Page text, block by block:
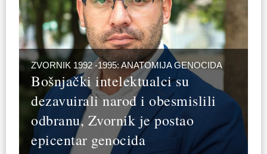
ZVORNIK 1992 -1995: ANATOMIJA GENOCIDA
Bošnjački intelektualci su
dezavuirali narod i obesmislili
odbranu, Zvornik je postao
epicentar genocida